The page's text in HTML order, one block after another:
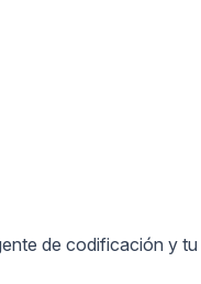
de codificación y tu